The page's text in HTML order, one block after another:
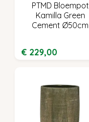
PTMD Bloempot
Kamilla Green
Cement Ø50cm
€ 229,00